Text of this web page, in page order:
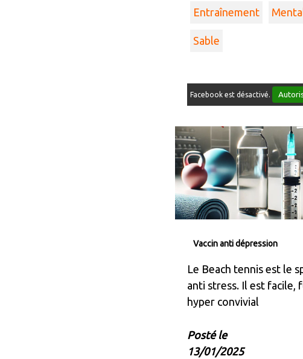
Entraînement
Sable
Facebook est désactivé.
Vaccin anti dépression
Le Beach tennis est le
anti stress. Il est facile,
hyper convivial
Posté le
13/01/2025